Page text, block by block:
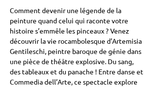
Comment devenir une légende de la
peinture quand celui qui raconte votre
histoire s’emmêle les pinceaux ? Venez
découvrir la vie rocambolesque d’Artemisia
Gentileschi, peintre baroque de génie dans
une pièce de théâtre explosive. Du sang,
des tableaux et du panache ! Entre danse et
Commedia dell’Arte, ce spectacle explore